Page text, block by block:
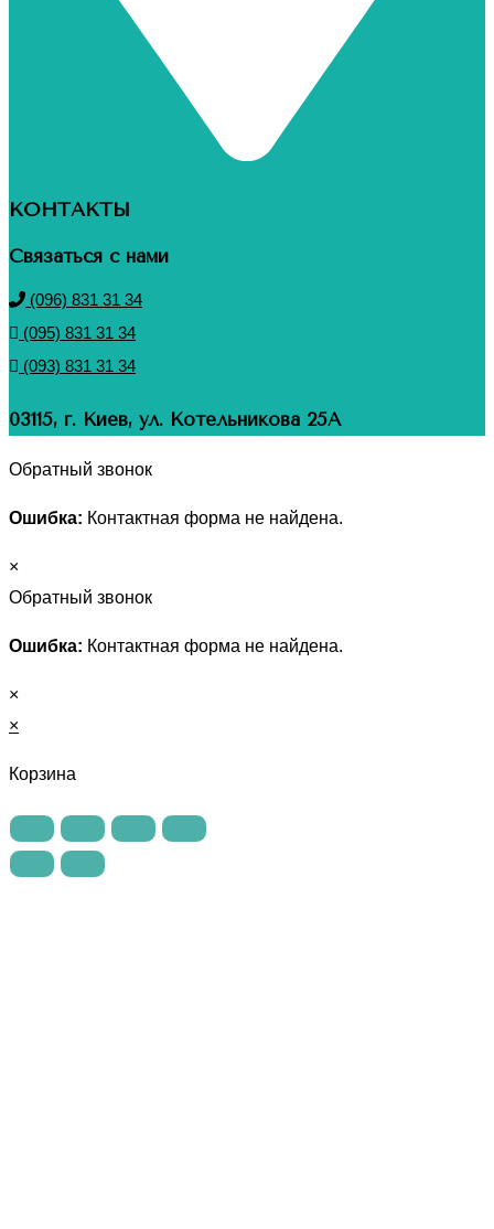
КОНТАКТЫ
Связаться с нами
(096) 831 31 34
(095) 831 31 34
(093) 831 31 34
03115, г. Киев, ул. Котельникова 25А
Обратный звонок
Ошибка: Контактная форма не найдена.
×
Обратный звонок
Ошибка: Контактная форма не найдена.
×
×
Корзина